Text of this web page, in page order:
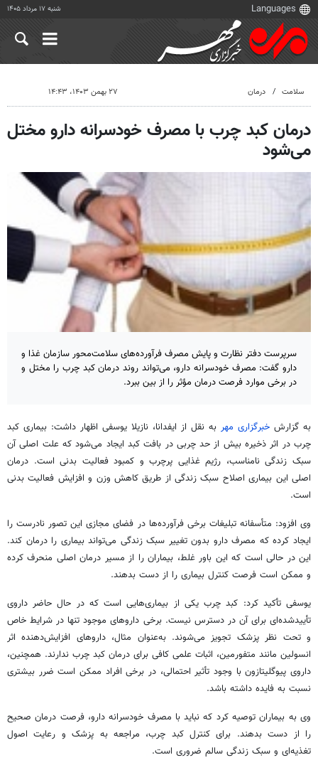
شنبه ۱۷ مرداد ۱۴۰۵
سلامت درمان ۲۷ بهمن ۱۴۰۳، ۱۴:۴۳
درمان کبد چرب با مصرف خودسرانه دارو مختل
می‌شود
سرپرست دفتر نظارت و پایش مصرف فرآورده‌های سلامت‌محور سازمان غذا و
دارو گفت: مصرف خودسرانه دارو، می‌تواند روند درمان کبد چرب را مختل و
در برخی موارد فرصت درمان مؤثر را از بین ببرد.
به گزارش خبرگزاری مهر به نقل از ایفدانا، نازیلا یوسفی اظهار داشت: بیماری کبد
چرب در اثر ذخیره بیش از حد چربی در بافت کبد ایجاد می‌شود که علت اصلی آن
سبک زندگی نامناسب، رژیم غذایی پرچرب و کمبود فعالیت بدنی است. درمان
اصلی این بیماری اصلاح سبک زندگی از طریق کاهش وزن و افزایش فعالیت بدنی
است.
وی افزود: متأسفانه تبلیغات برخی فرآورده‌ها در فضای مجازی این تصور نادرست را
ایجاد کرده که مصرف دارو بدون تغییر سبک زندگی می‌تواند بیماری را درمان کند.
این در حالی است که این باور غلط، بیماران را از مسیر درمان اصلی منحرف کرده
و ممکن است فرصت کنترل بیماری را از دست بدهند.
یوسفی تأکید کرد: کبد چرب یکی از بیماری‌هایی است که در حال حاضر داروی
تأییدشده‌ای برای آن در دسترس نیست. برخی داروهای موجود تنها در شرایط خاص
و تحت نظر پزشک تجویز می‌شوند. به‌عنوان مثال، داروهای افزایش‌دهنده اثر
انسولین مانند متفورمین، اثبات علمی کافی برای درمان کبد چرب ندارند. همچنین،
داروی پیوگلیتازونبا وجود تأثیر احتمالی، در برخی افراد ممکن است ضرر بیشتری
نسبت به فایده داشته باشد.
وی به بیماران توصیه کرد که نباید با مصرف خودسرانه دارو، فرصت درمان صحیح
را از دست بدهند. برای کنترل کبد چرب، مراجعه به پزشک و رعایت اصول
تغذیه‌ای و سبک زندگی سالم ضروری است.